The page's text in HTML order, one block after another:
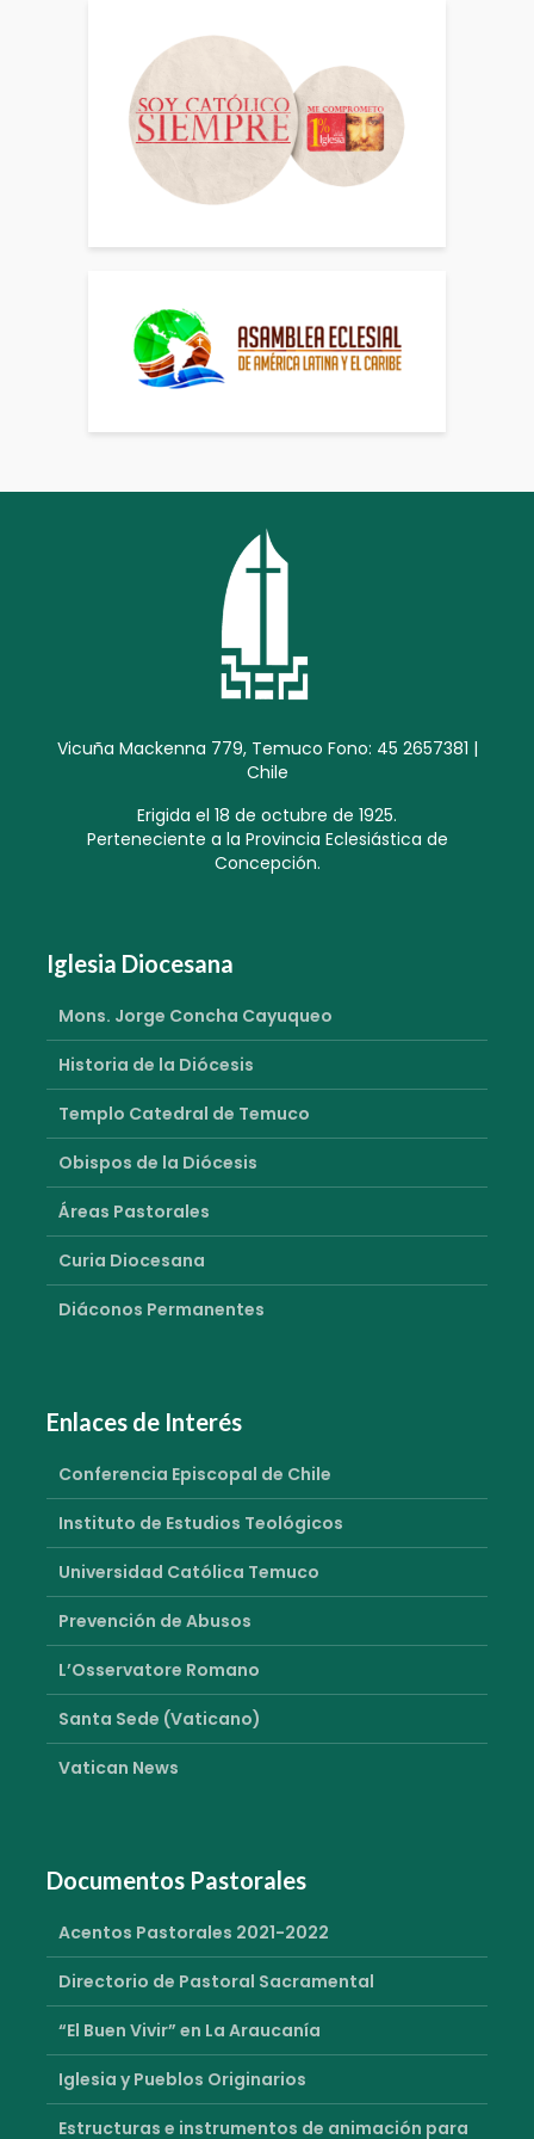
Vicuña Mackenna 779, Temuco Fono: 45 2657381 |
Chile
Erigida el 18 de octubre de 1925.
Perteneciente a la Provincia Eclesiástica de
Concepción.
Iglesia Diocesana
Mons. Jorge Concha Cayuqueo
Historia de la Diócesis
Templo Catedral de Temuco
Obispos de la Diócesis
Áreas Pastorales
Curia Diocesana
Diáconos Permanentes
Enlaces de Interés
Conferencia Episcopal de Chile
Instituto de Estudios Teológicos
Universidad Católica Temuco
Prevención de Abusos
L’Osservatore Romano
Santa Sede (Vaticano)
Vatican News
Documentos Pastorales
Acentos Pastorales 2021-2022
Directorio de Pastoral Sacramental
“El Buen Vivir” en La Araucanía
Iglesia y Pueblos Originarios
Estructuras e instrumentos de animación para